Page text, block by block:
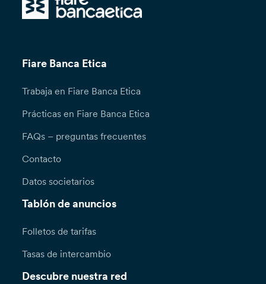
Fiare Banca Etica
Trabaja en Fiare Banca Etica
Prácticas en Fiare Banca Etica
FAQs – preguntas frecuentes
Contacto
Datos societarios
Tablón de anuncios
Folletos de tarifas
Tasas de intercambio
Descubre nuestra red